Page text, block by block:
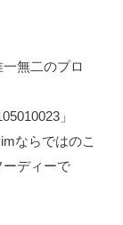
無二のプロ
」
ならではのこ
ディーで